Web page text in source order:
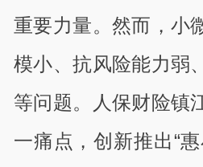
重要力量。然而，小
模小、抗风险能力弱
等问题。人保财险镇
一痛点，创新推出“惠